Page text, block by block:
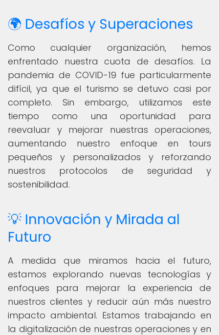
🌍 Desafíos y Superaciones
Como cualquier organización, hemos
enfrentado nuestra cuota de desafíos. La
pandemia de COVID-19 fue particularmente
difícil, ya que el turismo se detuvo casi por
completo. Sin embargo, utilizamos este
tiempo como una oportunidad para
reevaluar y mejorar nuestras operaciones,
aumentando nuestro enfoque en tours
pequeños y personalizados y reforzando
nuestros protocolos de seguridad y
sostenibilidad.
💡 Innovación y Mirada al
Futuro
A medida que miramos hacia el futuro,
estamos explorando nuevas tecnologías y
enfoques para mejorar la experiencia de
nuestros clientes y reducir aún más nuestro
impacto ambiental. Estamos trabajando en
la digitalización de nuestras operaciones y en